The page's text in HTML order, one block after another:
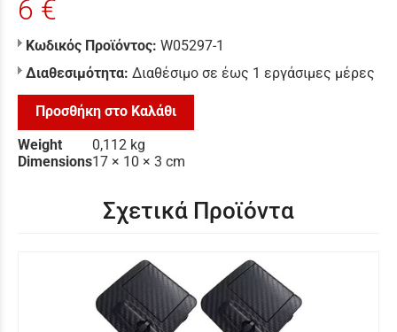
6 €
Κωδικός Προϊόντος: W05297-1
Διαθεσιμότητα: Διαθέσιμο σε έως 1 εργάσιμες μέρες
Προσθήκη στο Καλάθι
Weight
0,112 kg
Dimensions17 × 10 × 3 cm
Σχετικά Προϊόντα